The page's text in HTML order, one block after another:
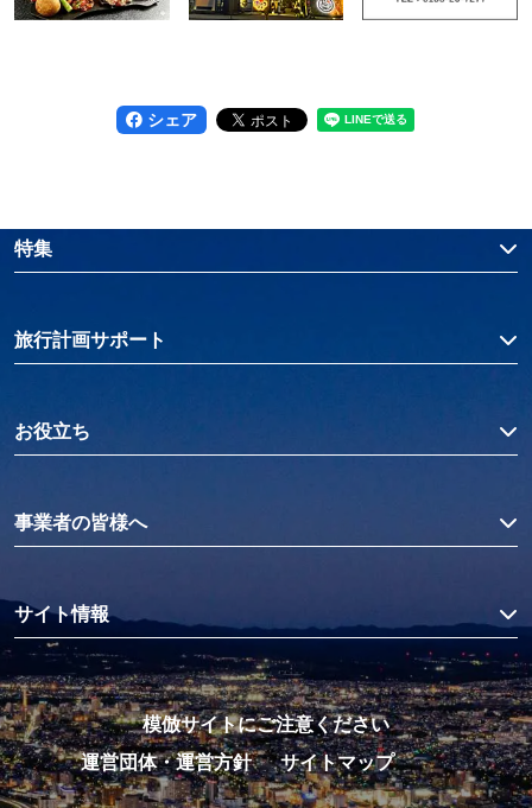
シェア
特集
旅行計画サポート
お役立ち
事業者の皆様へ
サイト情報
模倣サイトにご注意ください
運営団体・運営方針
サイトマップ